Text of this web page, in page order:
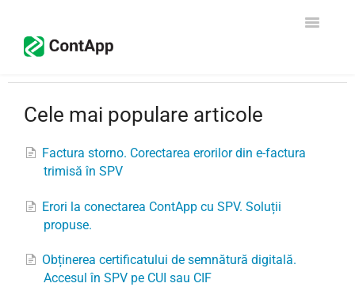
Toggle
Configurare
CRM - Vânzări
Facturare
Contact
Cele mai populare articole
Factura storno. Corectarea erorilor din e-factura
trimisă în SPV
Erori la conectarea ContApp cu SPV. Soluții
propuse.
Obținerea certificatului de semnătură digitală.
Accesul în SPV pe CUI sau CIF